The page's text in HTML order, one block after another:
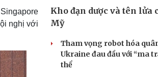
Du lịch
Tư vấn
check-in
Podcast
Đọc truyện
Cửa sổ tình
nghị với
Kho đạn dược và tên lửa
Mỹ
Tham vọng robot hóa
Ukraine đau đầu với “ma
thể